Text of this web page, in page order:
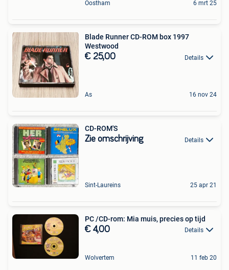
Oostham 6 mrt 25
Blade Runner CD-ROM box 1997
Westwood
€ 25,00 Details
As 16 nov 24
CD-ROM'S
Zie omschrijving Details
Sint-Laureins 25 apr 21
PC /CD-rom: Mia muis, precies op tijd
€ 4,00 Details
Wolvertem 11 feb 20